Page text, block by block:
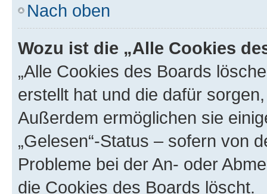
Nach oben
Wozu ist die „Alle Cookies
„Alle Cookies des Boards
erstellt hat und die dafür
Außerdem ermöglichen sie
„Gelesen“-Status – sofern von
Probleme bei der An- oder
die Cookies des Boards löscht.